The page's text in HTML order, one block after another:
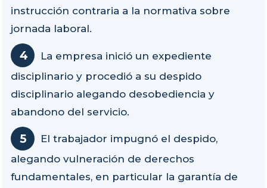
instrucción contraria a la normativa sobre
jornada laboral.
La empresa inició un expediente
disciplinario y procedió a su despido
disciplinario alegando desobediencia y
abandono del servicio.
El trabajador impugnó el despido,
alegando vulneración de derechos
fundamentales, en particular la garantía de